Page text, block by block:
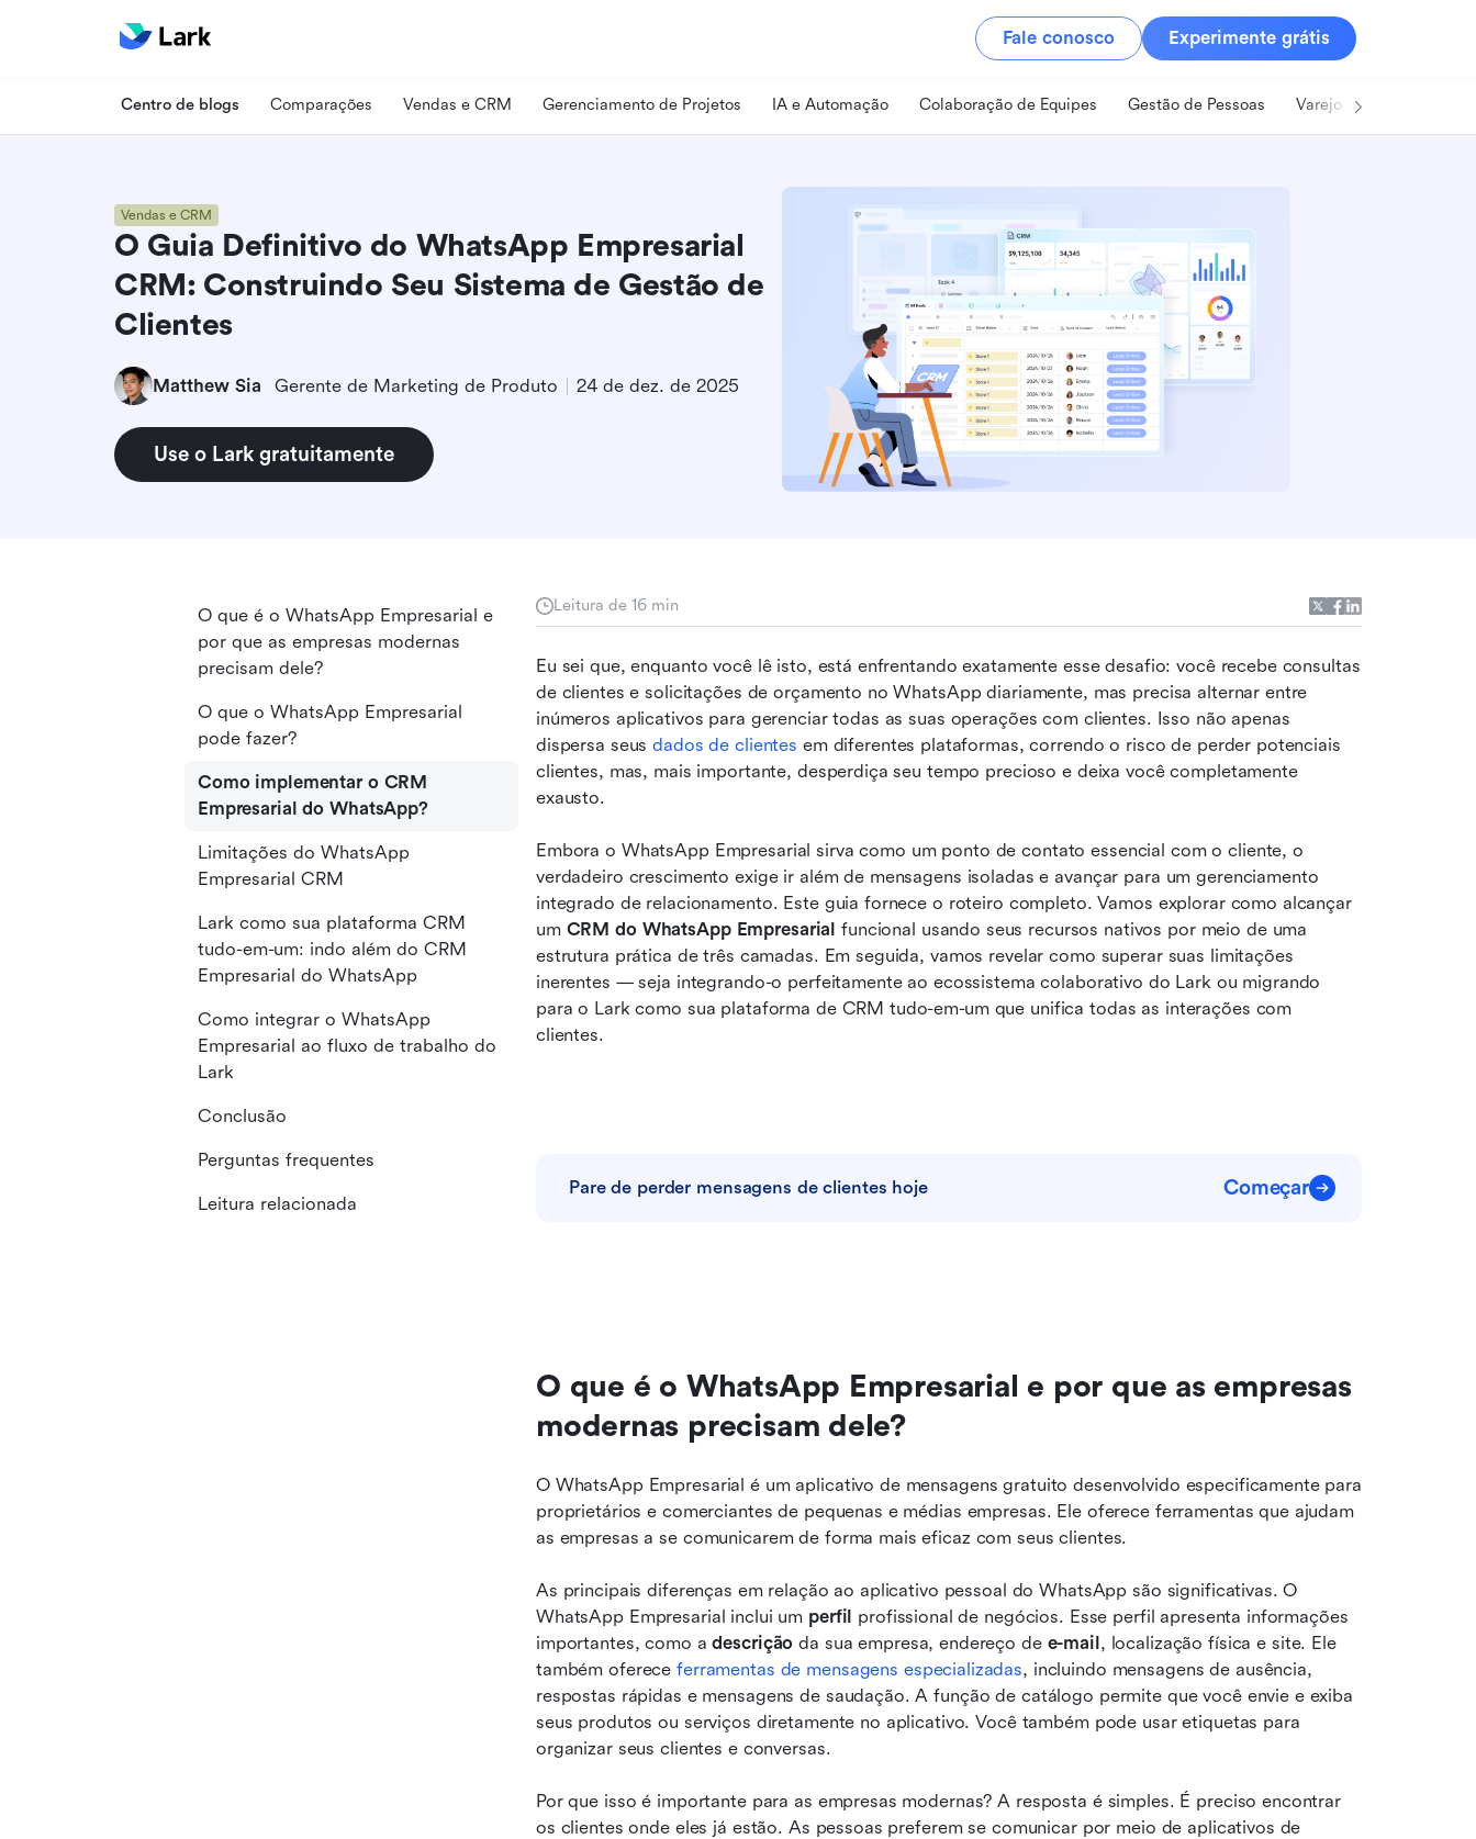
Fale conosco Experimente grátis
Centro de blogs Comparações Vendas e CRM Gerenciamento de Projetos IA e Automação Colaboração de Equipes Gestão de Pessoas Varejo
Vendas e CRM
O Guia Definitivo do WhatsApp Empresarial
CRM: Construindo Seu Sistema de Gestão de
Clientes
Matthew Sia Gerente de Marketing de Produto 24 de dez. de 2025
Use o Lark gratuitamente
Leitura de 16 min
Eu sei que, enquanto você lê isto, está enfrentando exatamente esse desafio: você recebe consultas
de clientes e solicitações de orçamento no WhatsApp diariamente, mas precisa alternar entre
inúmeros aplicativos para gerenciar todas as suas operações com clientes. Isso não apenas
dispersa seus dados de clientes em diferentes plataformas, correndo o risco de perder potenciais
clientes, mas, mais importante, desperdiça seu tempo precioso e deixa você completamente
exausto.
Embora o WhatsApp Empresarial sirva como um ponto de contato essencial com o cliente, o
verdadeiro crescimento exige ir além de mensagens isoladas e avançar para um gerenciamento
integrado de relacionamento. Este guia fornece o roteiro completo. Vamos explorar como alcançar
um CRM do WhatsApp Empresarial funcional usando seus recursos nativos por meio de uma
estrutura prática de três camadas. Em seguida, vamos revelar como superar suas limitações
inerentes — seja integrando-o perfeitamente ao ecossistema colaborativo do Lark ou migrando
para o Lark como sua plataforma de CRM tudo-em-um que unifica todas as interações com
clientes.
Pare de perder mensagens de clientes hoje Começar
O que é o WhatsApp Empresarial e por que as empresas
modernas precisam dele?
O WhatsApp Empresarial é um aplicativo de mensagens gratuito desenvolvido especificamente para
proprietários e comerciantes de pequenas e médias empresas. Ele oferece ferramentas que ajudam
as empresas a se comunicarem de forma mais eficaz com seus clientes.
As principais diferenças em relação ao aplicativo pessoal do WhatsApp são significativas. O
WhatsApp Empresarial inclui um perfil profissional de negócios. Esse perfil apresenta informações
importantes, como a descrição da sua empresa, endereço de e-mail, localização física e site. Ele
também oferece ferramentas de mensagens especializadas, incluindo mensagens de ausência,
respostas rápidas e mensagens de saudação. A função de catálogo permite que você envie e exiba
seus produtos ou serviços diretamente no aplicativo. Você também pode usar etiquetas para
organizar seus clientes e conversas.
Por que isso é importante para as empresas modernas? A resposta é simples. É preciso encontrar
os clientes onde eles já estão. As pessoas preferem se comunicar por meio de aplicativos de
O que é o WhatsApp Empresarial e
por que as empresas modernas
precisam dele?
O que o WhatsApp Empresarial
pode fazer?
Como implementar o CRM
Empresarial do WhatsApp?
Limitações do WhatsApp
Empresarial CRM
Lark como sua plataforma CRM
tudo-em-um: indo além do CRM
Empresarial do WhatsApp
Como integrar o WhatsApp
Empresarial ao fluxo de trabalho do
Lark
Conclusão
Perguntas frequentes
Leitura relacionada